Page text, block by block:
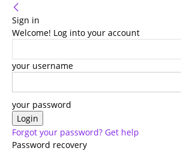
Sign in
Welcome! Log into your account
your username
your password
Forgot your password? Get help
Password recovery